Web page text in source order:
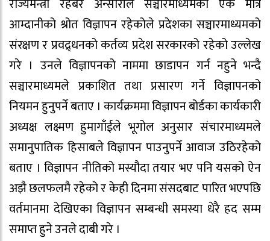
राज्यमन्त्री रहबर अन्सारीले सञ्चारमाध्यमको एक मात्र
आम्दानीको श्रोत विज्ञापन रहेकोले प्रदेशका सञ्चारमाध्यमको
संरक्षण र प्रवद्र्धनको कर्तव्य प्रदेश सरकारको रहेको उल्लेख
गरे । उनले विज्ञापनको नाममा छाडापन गर्न नहुने भन्दै
सञ्चारमाध्यमले प्रकाशित तथा प्रसारण गर्ने विज्ञापनको
नियमन हुनुपर्ने बताए । कार्यक्रममा विज्ञापन बोर्डका कार्यकारी
अध्यक्ष लक्ष्मण हुमागाँईले भूगोल अनुसार संचारमाध्यमले
समानुपातिक हिसाबले विज्ञापन पाउनुपर्ने आवाज उठिरहेको
बताए । विज्ञापन नीतिको मस्यौदा तयार भए पनि यसको ऐन
अझै छलफलमै रहेको र केही दिनमा संसदबाट पारित भएपछि
वर्तमानमा देखिएका विज्ञापन सम्बन्धी समस्या धेरै हद सम्म
समाप्त हुने उनले दाबी गरे ।